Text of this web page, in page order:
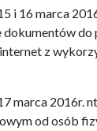
i 16 marca
dokumentów
z
marca 2016r.
od osób